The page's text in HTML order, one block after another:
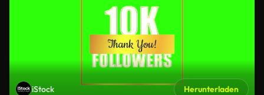
iStock Herunterladen